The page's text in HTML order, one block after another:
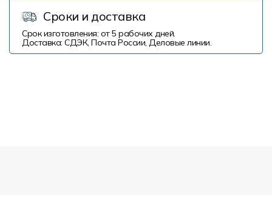
Сроки и доставка
Срок изготовления: от 5 рабочих дней.
Доставка: СДЭК, Почта России, Деловые линии.